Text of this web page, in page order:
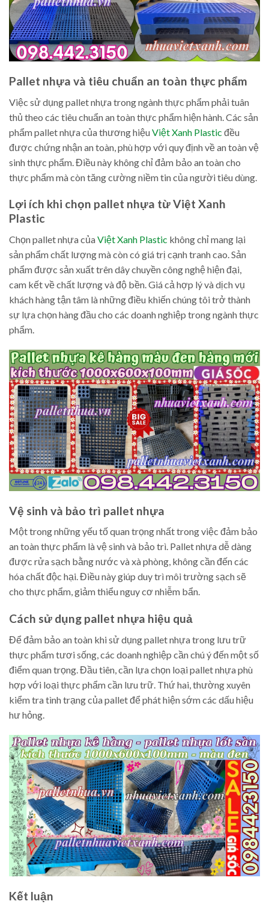
Pallet nhựa và tiêu chuẩn an toàn thực phẩm
Việc sử dụng pallet nhựa trong ngành thực phẩm phải tuân
thủ theo các tiêu chuẩn an toàn thực phẩm hiện hành. Các sản
phẩm pallet nhựa của thương hiệuViệt Xanh Plastic đều
được chứng nhận an toàn, phù hợp với quy định về an toàn vệ
sinh thực phẩm. Điều này không chỉ đảm bảo an toàn cho
thực phẩm mà còn tăng cường niềm tin của người tiêu dùng.
Lợi ích khi chọn pallet nhựa từ Việt Xanh
Plastic
Chọn pallet nhựa củaViệt Xanh Plastic không chỉ mang lại
sản phẩm chất lượng mà còn có giá trị cạnh tranh cao. Sản
phẩm được sản xuất trên dây chuyền công nghệ hiện đại,
cam kết về chất lượng và độ bền. Giá cả hợp lý và dịch vụ
khách hàng tận tâm là những điều khiến chúng tôi trở thành
sự lựa chọn hàng đầu cho các doanh nghiệp trong ngành thực
phẩm.
Vệ sinh và bảo trì pallet nhựa
Một trong những yếu tố quan trọng nhất trong việc đảm bảo
an toàn thực phẩm là vệ sinh và bảo trì. Pallet nhựa dễ dàng
được rửa sạch bằng nước và xà phòng, không cần đến các
hóa chất độc hại. Điều này giúp duy trì môi trường sạch sẽ
cho thực phẩm, giảm thiểu nguy cơ nhiễm bẩn.
Cách sử dụng pallet nhựa hiệu quả
Để đảm bảo an toàn khi sử dụng pallet nhựa trong lưu trữ
thực phẩm tươi sống, các doanh nghiệp cần chú ý đến một số
điểm quan trọng. Đầu tiên, cần lựa chọn loại pallet nhựa phù
hợp với loại thực phẩm cần lưu trữ. Thứ hai, thường xuyên
kiểm tra tình trạng của pallet để phát hiện sớm các dấu hiệu
hư hỏng.
Kết luận